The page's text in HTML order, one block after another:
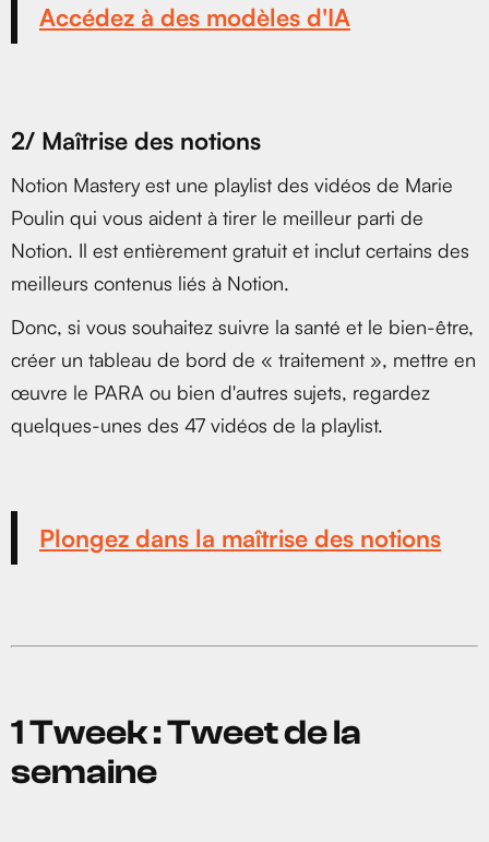
Accédez à des modèles d'IA
2/ Maîtrise des notions
Notion Mastery est une playlist des vidéos de Marie
Poulin qui vous aident à tirer le meilleur parti de
Notion. Il est entièrement gratuit et inclut certains des
meilleurs contenus liés à Notion.
Donc, si vous souhaitez suivre la santé et le bien-être,
créer un tableau de bord de « traitement », mettre en
œuvre le PARA ou bien d'autres sujets, regardez
quelques-unes des 47 vidéos de la playlist.
Plongez dans la maîtrise des notions
1 Tweek : Tweet de la
semaine